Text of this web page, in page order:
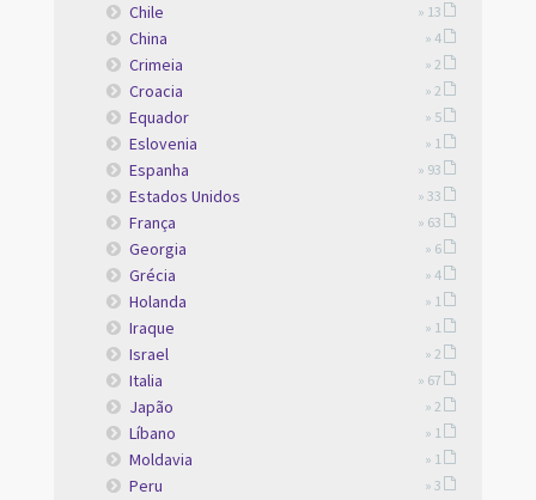
Chile » 13
China » 4
Crimeia » 2
Croacia » 2
Equador » 5
Eslovenia » 1
Espanha » 93
Estados Unidos » 33
França » 63
Georgia » 6
Grécia » 4
Holanda » 1
Iraque » 1
Israel » 2
Italia » 67
Japão » 2
Líbano » 1
Moldavia » 1
Peru » 3